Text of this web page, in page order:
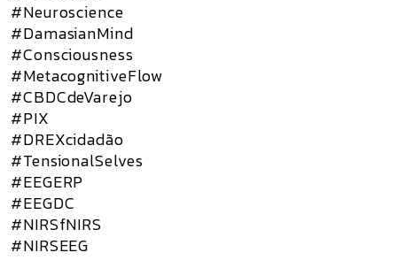
#Neuroscience
#DamasianMind
#Consciousness
#MetacognitiveFlow
#CBDCdeVarejo
#PIX
#DREXcidadão
#TensionalSelves
#EEGERP
#EEGDC
#NIRSfNIRS
#NIRSEEG